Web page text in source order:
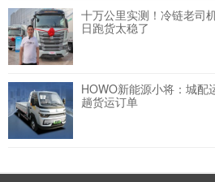
十万公里实测！冷链老司
日跑货太稳了
HOWO新能源小将：城配
趟货运订单